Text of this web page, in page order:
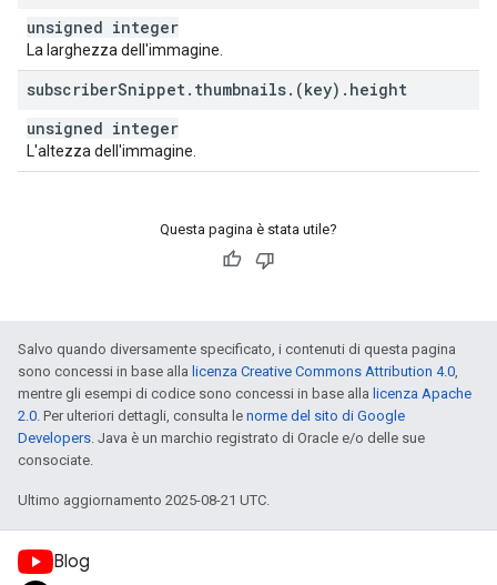
unsigned integer
La larghezza dell'immagine.
subscriberSnippet. thumbnails. (key) . height
unsigned integer
L'altezza dell'immagine.
Questa pagina è stata utile?
Salvo quando diversamente specificato, i contenuti di questa pagina
sono concessi in base alla licenza Creative Commons Attribution 4.0,
mentre gli esempi di codice sono concessi in base alla licenza Apache
2.0. Per ulteriori dettagli, consulta le norme del sito di Google
Developers. Java è un marchio registrato di Oracle e/o delle sue
consociate.
Ultimo aggiornamento 2025-08-21 UTC.
Blog